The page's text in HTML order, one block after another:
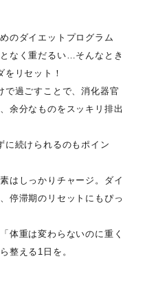
のダイエットプログラム
なく重だるい…そんなとき
リセット！
で過ごすことで、消化器官
余分なものをスッキリ排出
に続けられるのもポイン
はしっかりチャージ。ダイ
停滞期のリセットにもぴっ
体重は変わらないのに重く
整える1日を。